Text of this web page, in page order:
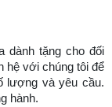
dành tặng cho đối
hệ với chúng tôi để
lượng và yêu cầu.
hành.